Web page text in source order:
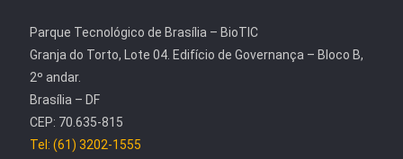
Parque Tecnológico de Brasília – BioTIC
Granja do Torto, Lote 04. Edifício de Governança – Bloco B,
2º andar.
Brasília – DF
CEP: 70.635-815
Tel: (61) 3202-1555